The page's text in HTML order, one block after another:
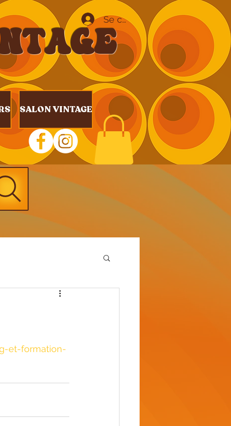
Se connecter
SALON VINTAGE
et-formation-